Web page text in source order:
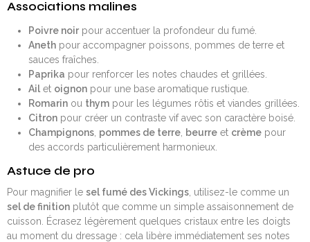
Associations malines
Poivre noirpour accentuer la profondeur du fumé.
Anethpour accompagner poissons, pommes de terre et
sauces fraîches.
Paprika pour renforcer les notes chaudes et grillées.
Ailet oignonpour une base aromatique rustique.
Romarinou thympour les légumes rôtis et viandes grillées.
Citronpour créer un contraste vif avec son caractère boisé.
Champignons, pommes de terre, beurreet crèmepour
des accords particulièrement harmonieux.
Astuce de pro
Pour magnifier le sel fumé des Vickings , utilisez-le comme un
sel de finition plutôt que comme un simple assaisonnement de
cuisson. Écrasez légèrement quelques cristaux entre les doigts
au moment du dressage : cela libère immédiatement ses notes